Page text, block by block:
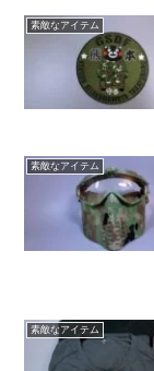
素敵なアイテム
素敵なアイテム
素敵なアイテム